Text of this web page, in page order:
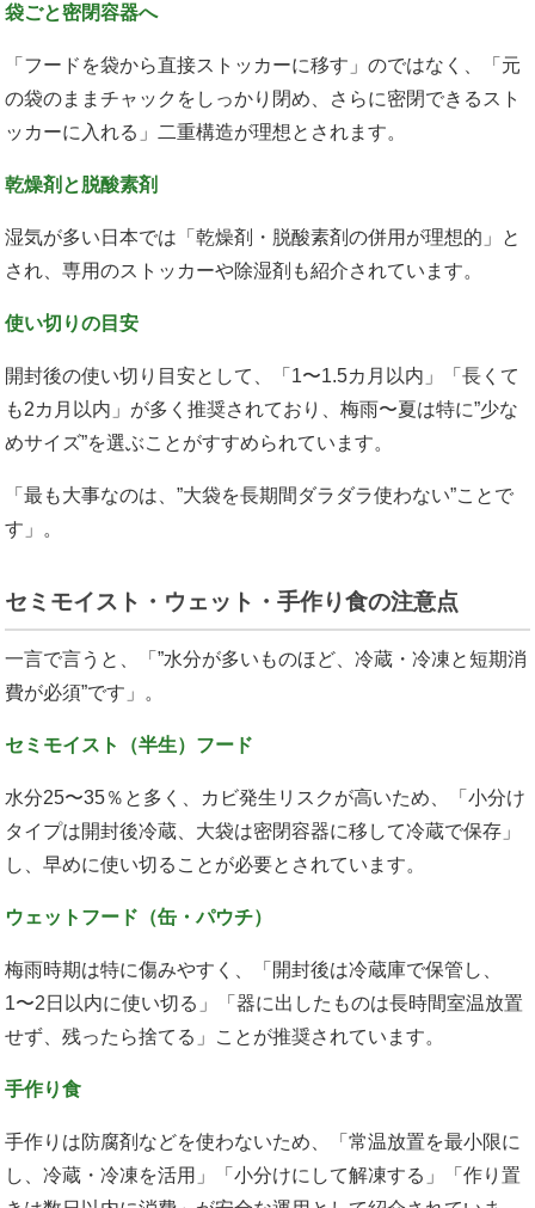
袋ごと密閉容器へ
「フードを袋から直接ストッカーに移す」のではなく、「元
の袋のままチャックをしっかり閉め、さらに密閉できるスト
ッカーに入れる」二重構造が理想とされます。
乾燥剤と脱酸素剤
湿気が多い日本では「乾燥剤・脱酸素剤の併用が理想的」と
され、専用のストッカーや除湿剤も紹介されています。
使い切りの目安
開封後の使い切り目安として、「1〜1.5カ月以内」「長くて
も2カ月以内」が多く推奨されており、梅雨〜夏は特に”少な
めサイズ”を選ぶことがすすめられています。
「最も大事なのは、”大袋を長期間ダラダラ使わない”ことで
す」。
セミモイスト・ウェット・手作り食の注意点
一言で言うと、「”水分が多いものほど、冷蔵・冷凍と短期消
費が必須”です」。
セミモイスト（半生）フード
水分25〜35％と多く、カビ発生リスクが高いため、「小分け
タイプは開封後冷蔵、大袋は密閉容器に移して冷蔵で保存」
し、早めに使い切ることが必要とされています。
ウェットフード（缶・パウチ）
梅雨時期は特に傷みやすく、「開封後は冷蔵庫で保管し、
1〜2日以内に使い切る」「器に出したものは長時間室温放置
せず、残ったら捨てる」ことが推奨されています。
手作り食
手作りは防腐剤などを使わないため、「常温放置を最小限に
し、冷蔵・冷凍を活用」「小分けにして解凍する」「作り置